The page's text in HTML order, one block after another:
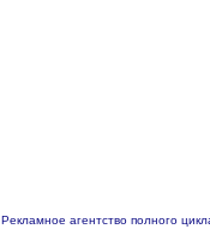
Рекламное агентство полного